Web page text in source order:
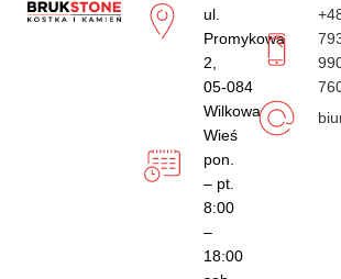
ul.
Promykowa
2,
05-084
Wilkowa
Wieś
pon.
– pt.
8:00
–
18:00